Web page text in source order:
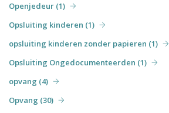
Openjedeur (1)
Opsluiting kinderen (1)
opsluiting kinderen zonder papieren (1)
Opsluiting Ongedocumenteerden (1)
opvang (4)
Opvang (30)